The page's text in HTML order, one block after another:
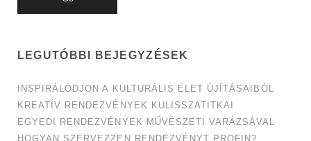
LEGUTÓBBI BEJEGYZÉSEK
INSPIRÁLÓDJON A KULTURÁLIS ÉLET ÚJÍTÁSAIBÓL
KREATÍV RENDEZVÉNYEK KULISSZATITKAI
EGYEDI RENDEZVÉNYEK MŰVÉSZETI VARÁZSÁVAL
HOGYAN SZERVEZZEN RENDEZVÉNYT PROFIN?